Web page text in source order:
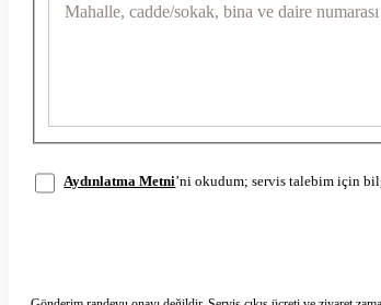
Aydınlatma Metni’ni okudum; servis talebim için